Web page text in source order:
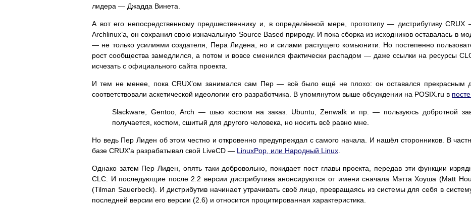
лидера — Джадда Винета.
А вот его непосредственному предшественнику и, в определённой мере, прототипу — дистрибутиву
Archlinux’а, он сохранил свою изначальную Source Based природу. И пока сборка из исходников оставалась в
— не только усилиями создателя, Пера Лидена, но и силами растущего комьюнити. Но постепенно
рост сообщества замедлился, а потом и вовсе сменился фактически распадом — даже ссылки на ресурсы
исчезать с официального сайта проекта.
И тем не менее, пока CRUX’ом занимался сам Пер — всё было ещё не плохо: он оставался прекрасным
соответствовали аскетической идеологии его разработчика. В упомянутом выше обсуждении на POSIX.ru в
Slackware, Gentoo, Arch — шью костюм на заказ. Ubuntu, Zenwalk и пр. — пользуюсь добротной
получается, костюм, сшитый для другого человека, но носить всё равно мне.
Но ведь Пер Лиден об этом честно и откровенно предупреждал с самого начала. И нашёл сторонников. В
базе CRUX’а разрабатывал свой LiveCD — LinuxPop, или Народный Linux
Однако затем Пер Лиден, опять таки добровольно, покидает пост главы проекта, передав эти функции
CLC. И последующие после 2.2 версии дистрибутива анонсируются от имени сначала Мэтта Хоуша (Matt
(Tilman Sauerbeck). И дистрибутив начинает утрачивать своё лицо, превращаясь из системы для себя в
последней версии его версии (2.6) и относится процитированная характеристика.